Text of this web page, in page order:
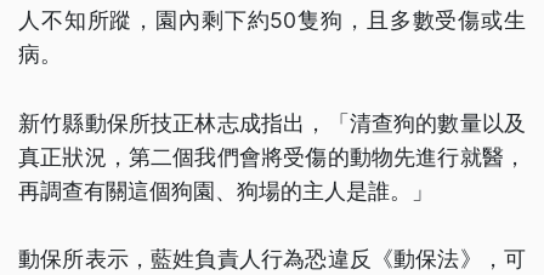
人不知所蹤，園內剩下約50隻狗，且多數受傷或生
病。
新竹縣動保所技正林志成指出，「清查狗的數量以及
真正狀況，第二個我們會將受傷的動物先進行就醫，
再調查有關這個狗園、狗場的主人是誰。」
動保所表示，藍姓負責人行為恐違反《動保法》，可